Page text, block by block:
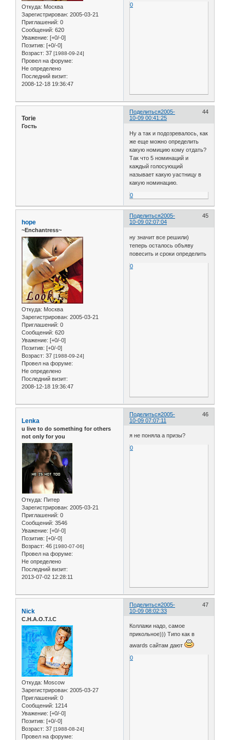
Откуда: Москва
Зарегистрирован: 2005-03-21
Приглашений: 0
Сообщений: 620
Уважение: [+0/-0]
Позитив: [+0/-0]
Возраст: 37 [1988-09-24]
Провел на форуме:
Не определено
Последний визит:
2008-12-18 19:36:47
0
Поделиться 44
2005-
10-09 00:41:25
Torie
Гость
Ну а так и подозревалось, как
же еще можно определить
какую номицию кому отдать?
Так что 5 номинаций и
каждый голосующий
называет какую уастницу в
какую номинацию.
0
Поделиться 45
2005-
10-09 02:07:04
hope
~Enchantress~
Откуда: Москва
Зарегистрирован: 2005-03-21
Приглашений: 0
Сообщений: 620
Уважение: [+0/-0]
Позитив: [+0/-0]
Возраст: 37 [1988-09-24]
Провел на форуме:
Не определено
Последний визит:
2008-12-18 19:36:47
ну значит все решили)
теперь осталось объяву
повесить и сроки определить
0
Поделиться 46
2005-
10-09 07:07:11
Lenka
u live to do something for others
not only for you
Откуда: Питер
Зарегистрирован: 2005-03-21
Приглашений: 0
Сообщений: 3546
Уважение: [+0/-0]
Позитив: [+0/-0]
Возраст: 46 [1980-07-06]
Провел на форуме:
Не определено
Последний визит:
2013-07-02 12:28:11
я не поняла а призы?
0
Поделиться 47
2005-
10-09 08:02:33
Nick
C.H.A.O.T.I.C
Откуда: Moscow
Зарегистрирован: 2005-03-27
Приглашений: 0
Сообщений: 1214
Уважение: [+0/-0]
Позитив: [+0/-0]
Возраст: 37 [1988-08-24]
Провел на форуме:
Коллажи надо, самое
прикольное))) Типо как в
awards сайтам дают
0